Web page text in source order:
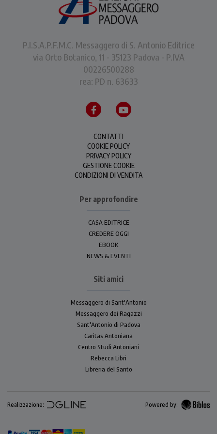
P.I.S.A.P.F.M.C. Messaggero di S. Antonio Editrice
via Orto Botanico, 11 - 35123 Padova - P.IVA
00226500288
rea: PD n. 63633
CONTATTI
COOKIE POLICY
PRIVACY POLICY
GESTIONE COOKIE
CONDIZIONI DI VENDITA
Per approfondire
CASA EDITRICE
CREDERE OGGI
EBOOK
NEWS & EVENTI
Siti amici
Messaggero di Sant'Antonio
Messaggero dei Ragazzi
Sant'Antonio di Padova
Caritas Antoniana
Centro Studi Antoniani
Rebecca Libri
Libreria del Santo
Realizzazione: Powered by: